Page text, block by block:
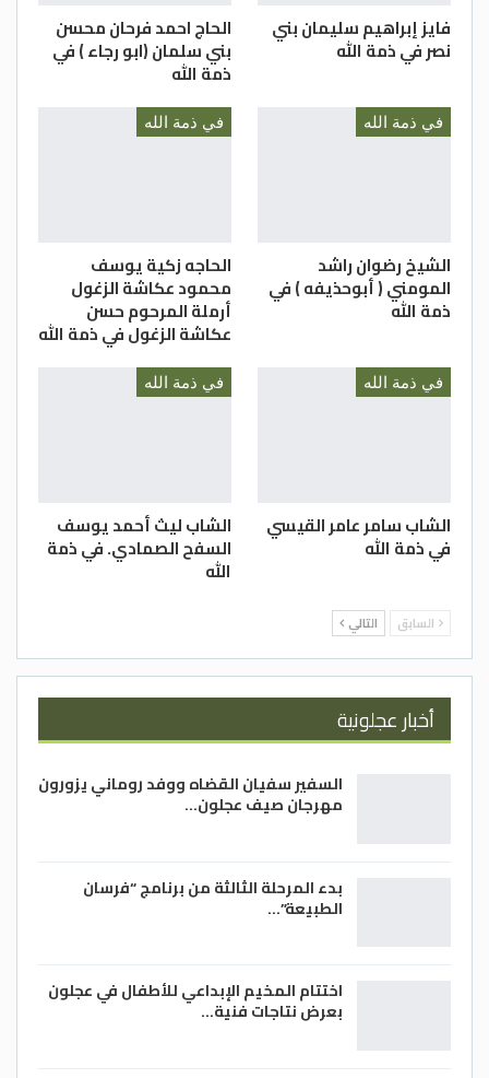
فايز إبراهيم سليمان بني
نصر في ذمة الله
الحاج احمد فرحان محسن
بني سلمان (ابو رجاء ) في
ذمة الله
في ذمة الله
الشيخ رضوان راشد
المومني ( أبوحذيفه ) في
ذمة الله
في ذمة الله
الحاجه زكية يوسف
محمود عكاشة الزغول
أرملة المرحوم حسن
عكاشة الزغول في ذمة الله
في ذمة الله
الشاب سامر عامر القيسي
في ذمة الله
في ذمة الله
الشاب ليث أحمد يوسف
السفح الصمادي. في ذمة
الله
السابق التالي
أخبار عجلونية
السفير سفيان القضاه ووفد روماني يزورون
مهرجان صيف عجلون…
بدء المرحلة الثالثة من برنامج “فرسان
الطبيعة”…
اختتام المخيم الإبداعي للأطفال في عجلون
بعرض نتاجات فنية…